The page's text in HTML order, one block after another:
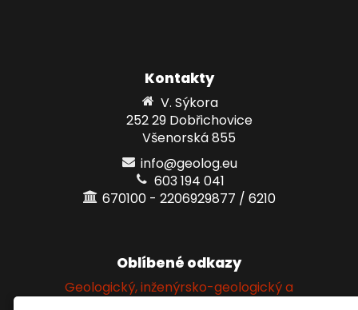
Kontakty
V. Sýkora
252 29 Dobřichovice
Všenorská 855
info@geolog.eu
603 194 041
670100 - 2206929877 / 6210
Oblíbené odkazy
Geologický, inženýrsko-geologický a